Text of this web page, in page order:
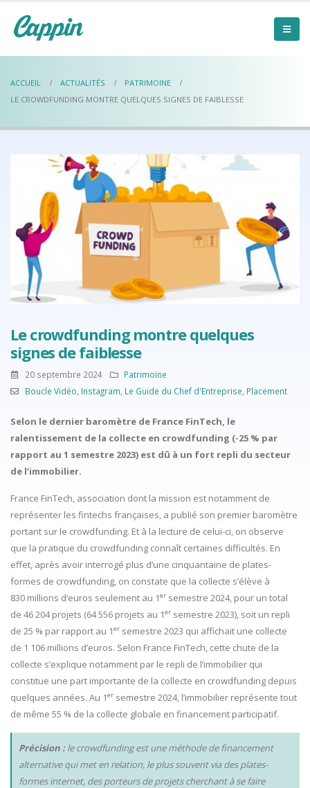
ACCUEIL ACTUALITÉS
PATRIMOINE
LE CROWDFUNDING MONTRE QUELQUES SIGNES DE FAIBLESSE
Le crowdfunding montre quelques
signes de faiblesse
20 septembre 2024
Patrimoine
Boucle Vidéo Instagram Le Guide du Chef d'Entreprise Placement
Selon le dernier baromètre de France FinTech, le
ralentissement de la collecte en crowdfunding (-25 % par
rapport au 1 semestre 2023) est dû à un fort repli du secteur
de l’immobilier.
France FinTech, association dont la mission est notamment de
représenter les fintechs françaises, a publié son premier baromètre
portant sur le crowdfunding. Et à la lecture de celui-ci, on observe
que la pratique du crowdfunding connaît certaines difficultés. En
effet, après avoir interrogé plus d’une cinquantaine de plates-
formes de crowdfunding, on constate que la collecte s’élève à
830 millions d’euros seulement au 1er semestre 2024, pour un total
de 46 204 projets (64 556 projets au 1er semestre 2023), soit un repli
de 25 % par rapport au 1er semestre 2023 qui affichait une collecte
de 1 106 millions d’euros. Selon France FinTech, cette chute de la
collecte s’explique notamment par le repli de l’immobilier qui
constitue une part importante de la collecte en crowdfunding depuis
quelques années. Au 1er semestre 2024, l’immobilier représente tout
de même 55 % de la collecte globale en financement participatif.
Précision :le crowdfunding est une méthode de financement
alternative qui met en relation, le plus souvent via des plates-
formes internet, des porteurs de projets cherchant à se faire